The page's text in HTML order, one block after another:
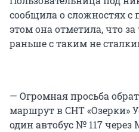
сообщила о сложностях с
этом она отметила, что
раньше с таким не
— Огромная просьба
маршрут в СНТ «Озерки»
один автобус № 117